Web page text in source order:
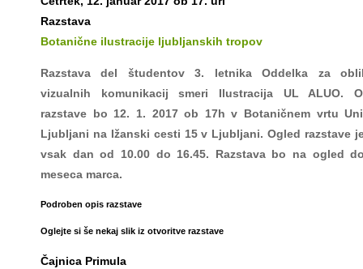
Razstava
Botanične ilustracije ljubljanskih tropov
Razstava del študentov 3. letnika Oddelka za
vizualnih komunikacij smeri Ilustracija UL ALUO.
razstave bo 12. 1. 2017 ob 17h v Botaničnem vrtu
Ljubljani na Ižanski cesti 15 v Ljubljani. Ogled razstave
vsak dan od 10.00 do 16.45. Razstava bo na ogled
meseca marca.
Podroben opis razstave
Oglejte si še nekaj slik iz otvoritve razstave
Čajnica Primula